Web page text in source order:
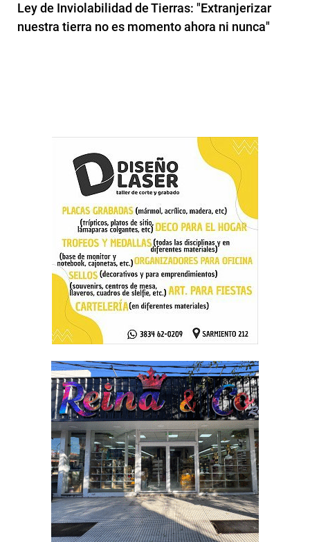
Ley de Inviolabilidad de Tierras: "Extranjerizar
nuestra tierra no es momento ahora ni nunca"